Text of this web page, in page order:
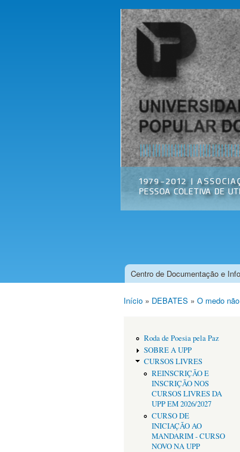
Universidade
Popular do
Porto
Associação
Cultural
Menu principal
Centro de Documentação e
Início » DEBATES » O medo
Roda de Poesia pela Paz
SOBRE A UPP
CURSOS LIVRES
REINSCRIÇÃO E
INSCRIÇÃO NOS
CURSOS LIVRES DA
UPP EM 2026/2027
CURSO DE
INICIAÇÃO AO
MANDARIM - CURSO
NOVO NA UPP